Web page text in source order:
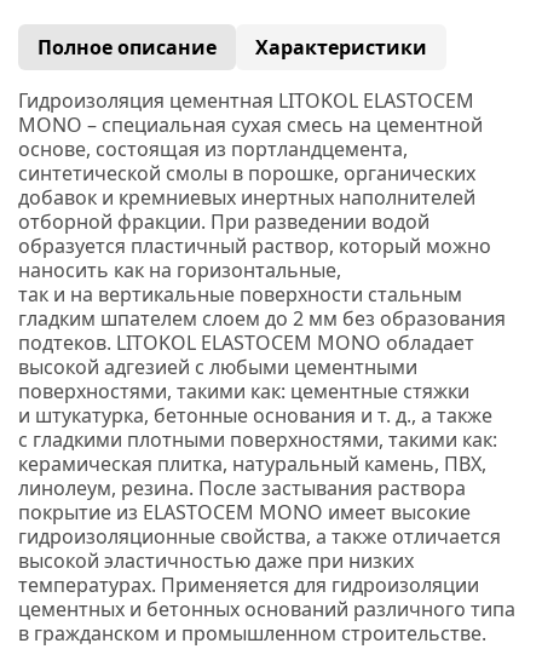
Полное описание
Характеристики
Гидроизоляция цементная LITOKOL ELASTOCEM
MONO – специальная сухая смесь на цементной
основе, состоящая из портландцемента,
синтетической смолы в порошке, органических
добавок и кремниевых инертных наполнителей
отборной фракции. При разведении водой
образуется пластичный раствор, который можно
наносить как на горизонтальные,
так и на вертикальные поверхности стальным
гладким шпателем слоем до 2 мм без образования
подтеков. LITOKOL ELASTOCEM MONO обладает
высокой адгезией с любыми цементными
поверхностями, такими как: цементные стяжки
и штукатурка, бетонные основания и т. д., а также
с гладкими плотными поверхностями, такими как:
керамическая плитка, натуральный камень, ПВХ,
линолеум, резина. После застывания раствора
покрытие из ELASTOCEM MONO имеет высокие
гидроизоляционные свойства, а также отличается
высокой эластичностью даже при низких
температурах. Применяется для гидроизоляции
цементных и бетонных оснований различного типа
в гражданском и промышленном строительстве.